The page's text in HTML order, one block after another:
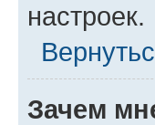
настроек.
Зачем